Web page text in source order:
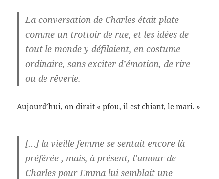
La conversation de Charles était plate
comme un trottoir de rue, et les idées de
tout le monde y défilaient, en costume
ordinaire, sans exciter d’émotion, de rire
ou de rêverie.
Aujourd’hui, on dirait « pfou, il est chiant, le mari. »
[…] la vieille femme se sentait encore là
préférée ; mais, à présent, l’amour de
Charles pour Emma lui semblait une